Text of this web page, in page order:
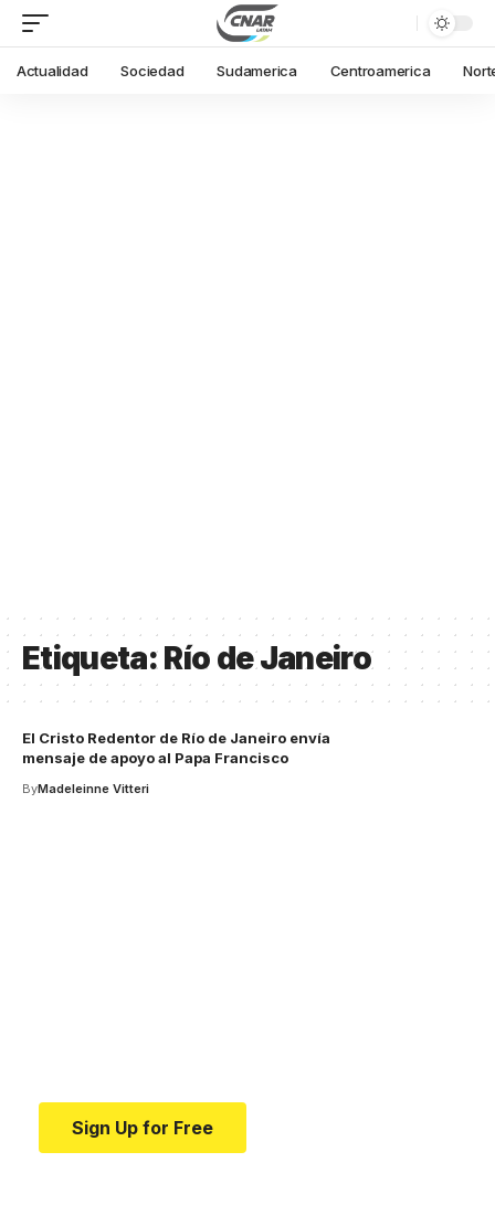
Actualidad Sociedad Sudamerica Centroamerica
Etiqueta:Río de Janeiro
El Cristo Redentor de Río de Janeiro envía
mensaje de apoyo al Papa Francisco
ByMadeleinne Vitteri
Sign Up for Free